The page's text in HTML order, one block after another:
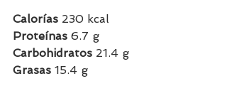
Calorías 230 kcal
Proteínas 6.7 g
Carbohidratos 21.4 g
Grasas 15.4 g